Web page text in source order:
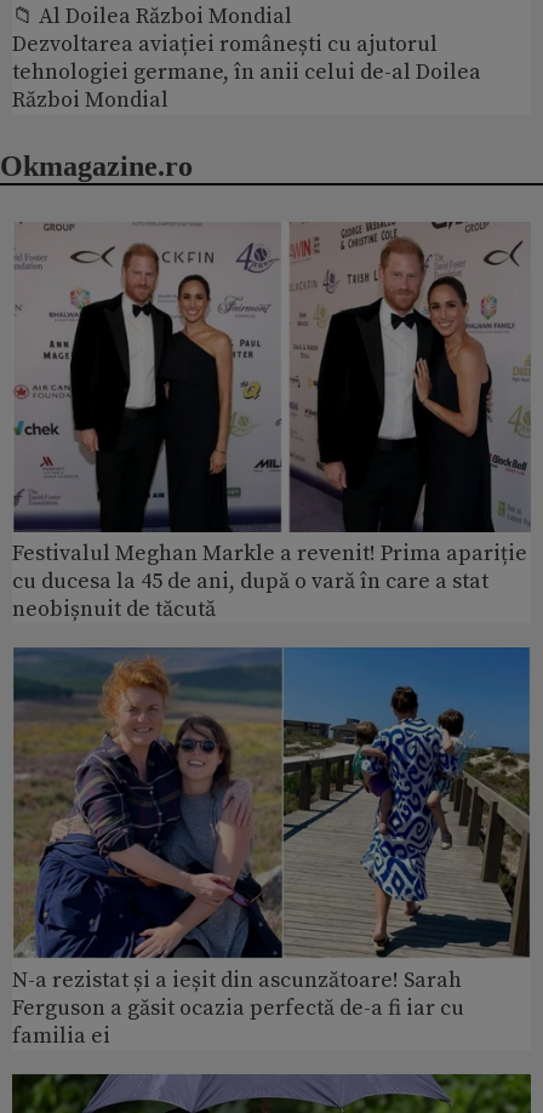
📁 Al Doilea Război Mondial
Dezvoltarea aviației românești cu ajutorul
tehnologiei germane, în anii celui de-al Doilea
Război Mondial
Okmagazine.ro
Festivalul Meghan Markle a revenit! Prima apariție
cu ducesa la 45 de ani, după o vară în care a stat
neobișnuit de tăcută
N-a rezistat și a ieșit din ascunzătoare! Sarah
Ferguson a găsit ocazia perfectă de-a fi iar cu
familia ei